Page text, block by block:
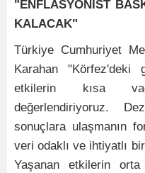
"ENFLASYONİST
KALACAK"
Türkiye Cumhuriyet
Karahan
etkilerin kısa
değerlendiriyoruz.
sonuçlara ulaşmanın
veri odaklı ve ihtiyatlı
Yaşanan etkilerin